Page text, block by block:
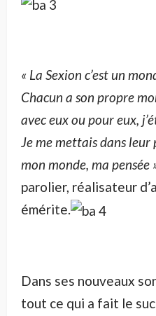
« La Sexion c’est un
Chacun a son propre
avec eux ou pour eux,
Je me mettais dans leur
mon monde, ma pensée
parolier, réalisateur
émérite.
Dans ses nouveaux
tout ce qui a fait le